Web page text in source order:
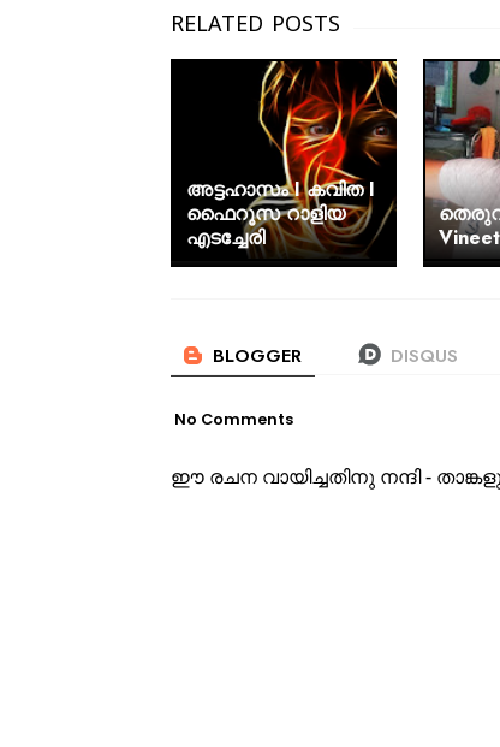
അട്ടഹാസം I കവിത I
ഫൈറൂസ റാളിയ
എടച്ചേരി
No Comments
ഈ രചന വായിച്ചതിനു നന്ദി -